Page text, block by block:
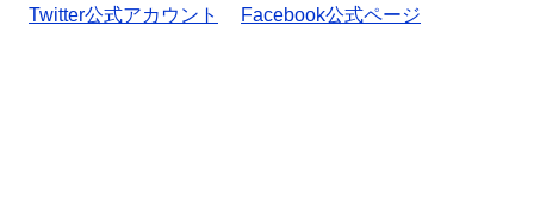
Twitter公式アカウント
Facebook公式ページ